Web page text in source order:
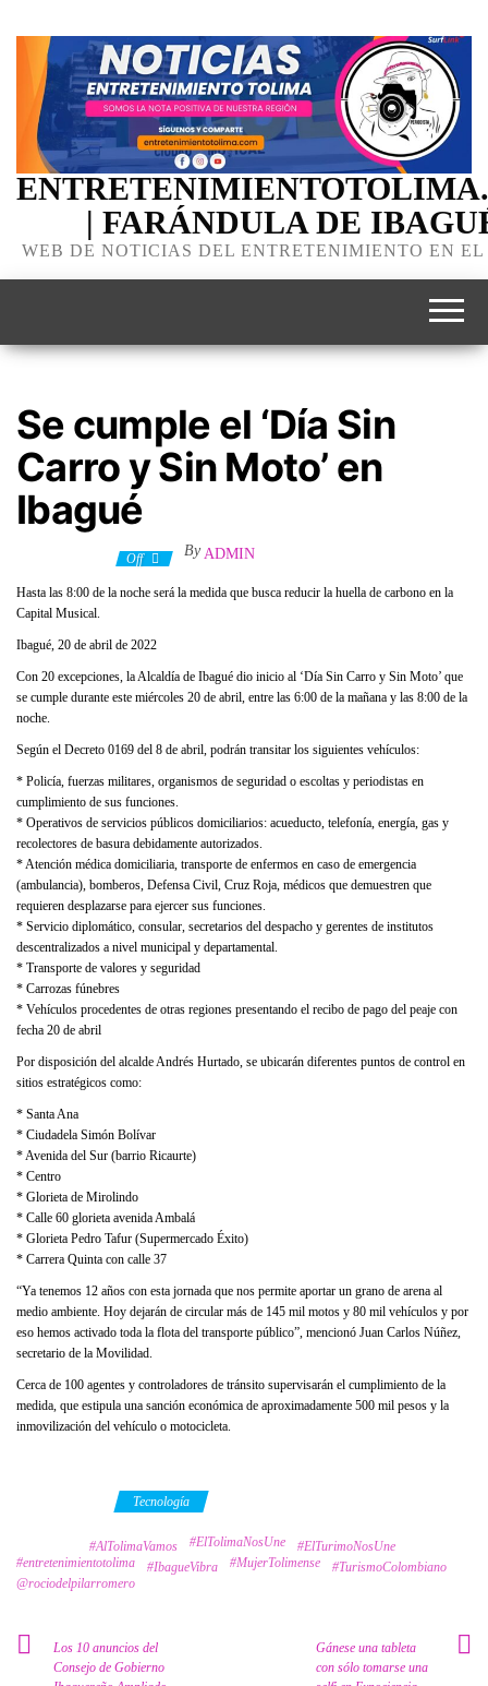
| FARÁNDULA DE
WEB DE NOTICIAS DEL ENTRETENIMIENTO EN
Se cumple el ‘Día Sin
Carro y Sin Moto’ en
Ibagué
Off By ADMIN
Hasta las 8:00 de la noche será la medida que busca reducir la huella de carbono en la
Capital Musical.
Ibagué, 20 de abril de 2022
Con 20 excepciones, la Alcaldía de Ibagué dio inicio al ‘Día Sin Carro y Sin Moto’ que
se cumple durante este miércoles 20 de abril, entre las 6:00 de la mañana y las 8:00 de la
noche.
Según el Decreto 0169 del 8 de abril, podrán transitar los siguientes vehículos:
* Policía, fuerzas militares, organismos de seguridad o escoltas y periodistas en
cumplimiento de sus funciones.
* Operativos de servicios públicos domiciliarios: acueducto, telefonía, energía, gas y
recolectores de basura debidamente autorizados.
* Atención médica domiciliaria, transporte de enfermos en caso de emergencia
(ambulancia), bomberos, Defensa Civil, Cruz Roja, médicos que demuestren que
requieren desplazarse para ejercer sus funciones.
* Servicio diplomático, consular, secretarios del despacho y gerentes de institutos
descentralizados a nivel municipal y departamental.
* Transporte de valores y seguridad
* Carrozas fúnebres
* Vehículos procedentes de otras regiones presentando el recibo de pago del peaje con
fecha 20 de abril
Por disposición del alcalde Andrés Hurtado, se ubicarán diferentes puntos de control en
sitios estratégicos como:
* Santa Ana
* Ciudadela Simón Bolívar
* Avenida del Sur (barrio Ricaurte)
* Centro
* Glorieta de Mirolindo
* Calle 60 glorieta avenida Ambalá
* Glorieta Pedro Tafur (Supermercado Éxito)
* Carrera Quinta con calle 37
“Ya tenemos 12 años con esta jornada que nos permite aportar un grano de arena al
medio ambiente. Hoy dejarán de circular más de 145 mil motos y 80 mil vehículos y por
eso hemos activado toda la flota del transporte público”, mencionó Juan Carlos Núñez,
secretario de la Movilidad.
Cerca de 100 agentes y controladores de tránsito supervisarán el cumplimiento de la
medida, que estipula una sanción económica de aproximadamente 500 mil pesos y la
inmovilización del vehículo o motocicleta.
Tecnología
#AlTolimaVamos #ElTolimaNosUne
#ElTurimoNosUne
#entretenimientotolima
#IbagueVibra #MujerTolimense
#TurismoColombiano
@rociodelpilarromero
Los 10 anuncios del
Consejo de Gobierno
Gánese una tableta
con sólo tomarse una